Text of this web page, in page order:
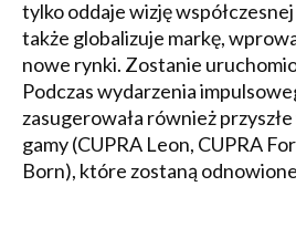
tylko oddaje wizję
także globalizuje markę,
nowe rynki. Zostanie
Podczas wydarzenia
zasugerowała również
gamy (CUPRA Leon, CUPRA
Born), które zostaną